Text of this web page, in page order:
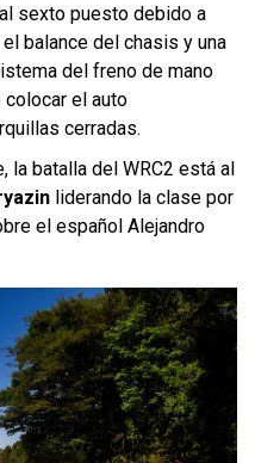
sexto puesto debido a
balance del chasis y una
del freno de mano
el auto
cerradas.
la batalla del WRC2 está al
liderando la clase por
el español Alejandro